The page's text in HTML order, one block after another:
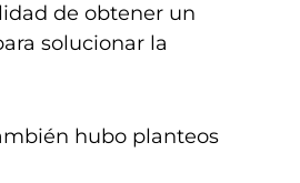
de obtener un
solucionar la
hubo planteos